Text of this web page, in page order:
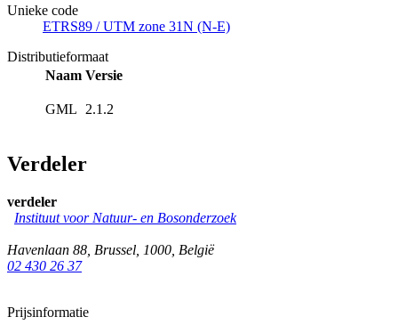
Unieke code
ETRS89 / UTM zone 31N (N-E)
Distributieformaat
Naam Versie
GML 2.1.2
Verdeler
verdeler
Instituut voor Natuur- en Bosonderzoek
Havenlaan 88 Brussel 1000 België
02 430 26 37
Prijsinformatie